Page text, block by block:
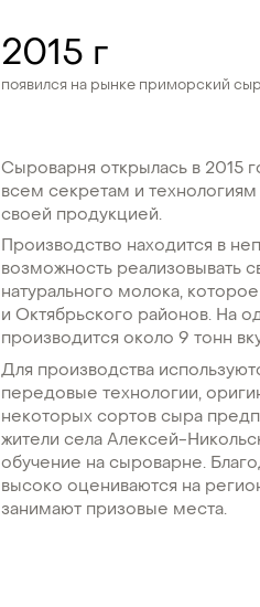
2015 г
появился на рынке приморский
Сыроварня открылась в 2015
всем секретам и
своей продукцией.
Производство находится в
возможность реализовывать
натурального молока,
и Октябрьского районов. На
производится около 9 тонн
Для производства
передовые технологии,
некоторых сортов сыра
жители села Алексей-
обучение на сыроварне.
высоко оцениваются на
занимают призовые места.